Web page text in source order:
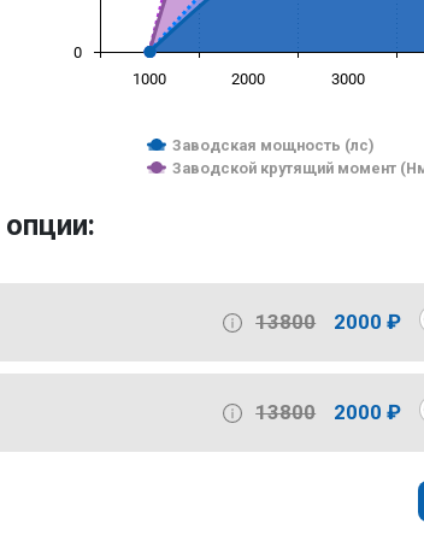
Заводская мощность (лс)
Заводской крутящий момент
1000 2000 3000
0
13800 2000 ₽
13800 2000 ₽